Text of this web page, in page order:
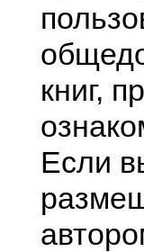
книг,
Если